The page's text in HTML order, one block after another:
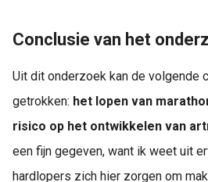
Conclusie van het
Uit dit onderzoek kan de volgende
getrokken: het lopen van
risico op het ontwikkelen van
een fijn gegeven, want ik weet uit
hardlopers zich hier zorgen om